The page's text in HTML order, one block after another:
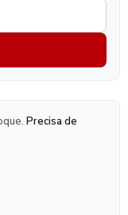
Precisa de